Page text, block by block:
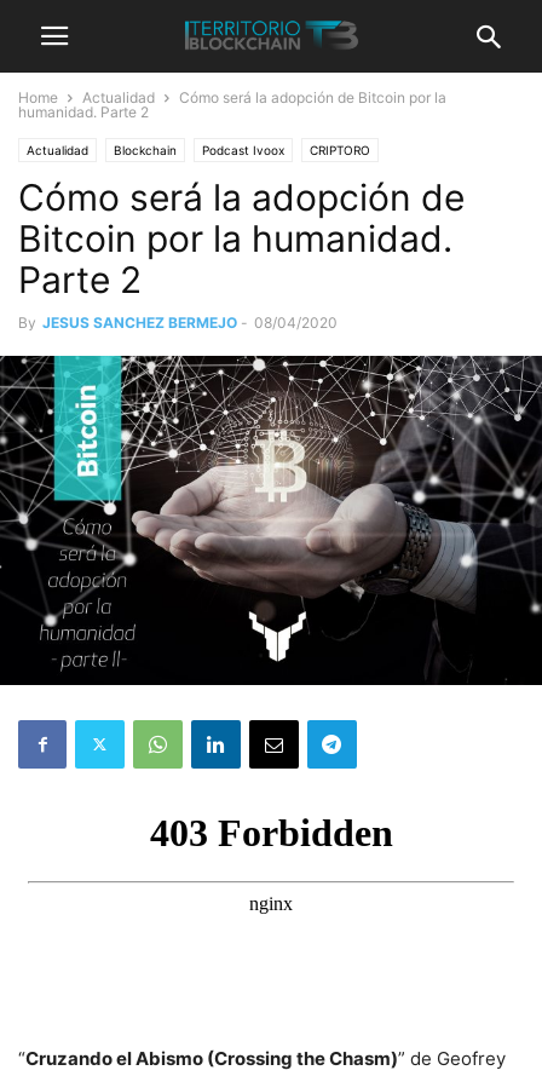
Home Actualidad
Cómo será la adopción de Bitcoin por la
humanidad. Parte 2
Actualidad Blockchain Podcast Ivoox CRIPTORO
Cómo será la adopción de
Bitcoin por la humanidad.
Parte 2
By JESUS SANCHEZ BERMEJO - 08/04/2020
“Cruzando el Abismo (Crossing the Chasm)” de Geofrey